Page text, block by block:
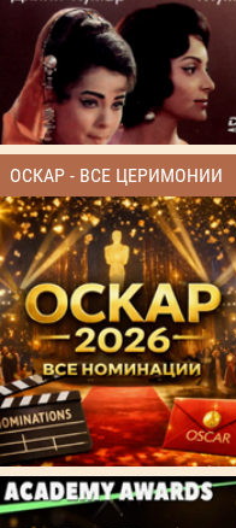
ОСКАР - ВСЕ ЦЕРИМОНИИ